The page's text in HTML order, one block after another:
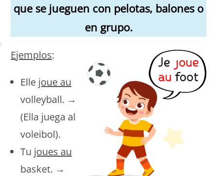
que se jueguen con pelotas, balones o
en grupo.
Ejemplos:
Elle joue au
volleyball. →
(Ella juega al
voleibol).
Tu joues au
basket. →